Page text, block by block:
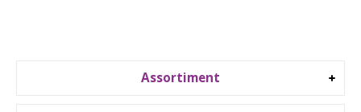
Assortiment